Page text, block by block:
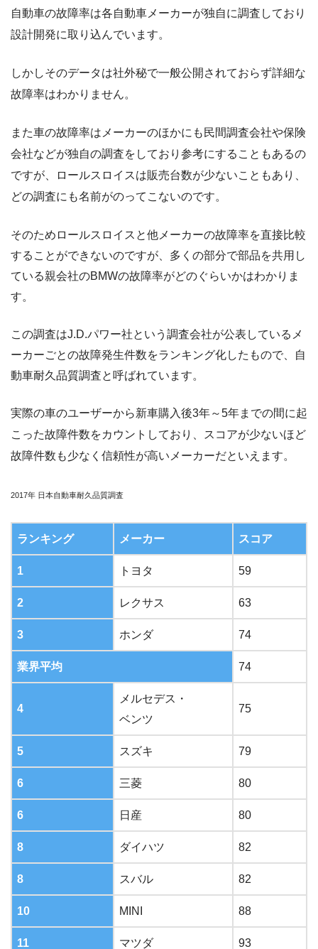
自動車の故障率は各自動車メーカーが独自に調査しており
設計開発に取り込んでいます。
しかしそのデータは社外秘で一般公開されておらず詳細な
故障率はわかりません。
また車の故障率はメーカーのほかにも民間調査会社や保険
会社などが独自の調査をしており参考にすることもあるの
ですが、ロールスロイスは販売台数が少ないこともあり、
どの調査にも名前がのってこないのです。
そのためロールスロイスと他メーカーの故障率を直接比較
することができないのですが、多くの部分で部品を共用し
ている親会社のBMWの故障率がどのぐらいかはわかりま
す。
この調査はJ.D.パワー社という調査会社が公表しているメ
ーカーごとの故障発生件数をランキング化したもので、自
動車耐久品質調査と呼ばれています。
実際の車のユーザーから新車購入後3年～5年までの間に起
こった故障件数をカウントしており、スコアが少ないほど
故障件数も少なく信頼性が高いメーカーだといえます。
2017年 日本自動車耐久品質調査
ランキング メーカー スコア
1 トヨタ 59
2 レクサス 63
3 ホンダ 74
業界平均 74
4
メルセデス・
ベンツ
75
5 スズキ 79
6 三菱 80
6 日産 80
8 ダイハツ 82
8 スバル 82
10 MINI 88
11 マツダ 93